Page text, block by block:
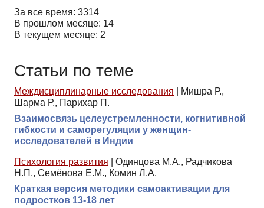
За все время: 3314
В прошлом месяце: 14
В текущем месяце: 2
Статьи по теме
Междисциплинарные исследования
Мишра Р.,
Шарма Р., Парихар П.
Взаимосвязь целеустремленности, когнитивной
гибкости и саморегуляции у женщин-
исследователей в Индии
Психология развития
Одинцова М.А., Радчикова
Н.П., Семёнова Е.М., Комин Л.А.
Краткая версия методики самоактивации для
подростков 13-18 лет